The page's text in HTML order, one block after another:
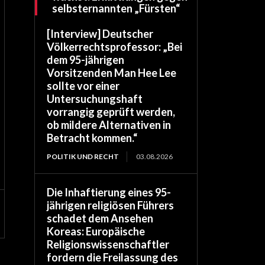
selbsternannten „Fürsten“
[Interview] Deutscher
Völkerrechtsprofessor: „Bei
dem 95-jährigen
Vorsitzenden Man Hee Lee
sollte vor einer
Untersuchungshaft
vorrangig geprüft werden,
ob mildere Alternativen in
Betracht kommen.“
POLITIK UND RECHT 03.08.2026
Die Inhaftierung eines 95-
jährigen religiösen Führers
schadet dem Ansehen
Koreas: Europäische
Religionswissenschaftler
fordern die Freilassung des